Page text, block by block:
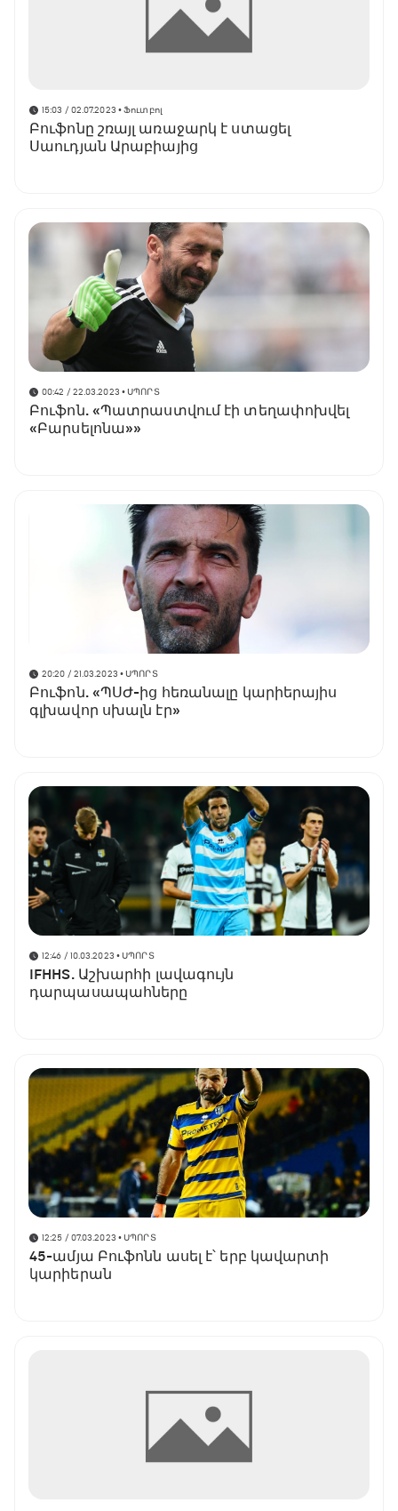
15:03 / 02.07.2023 • Ֆուտբոլ
Բուֆոնը շռայլ առաջարկ է ստացել
Սաուդյան Արաբիայից
00:42 / 22.03.2023 • ՍՊՈՐՏ
Բուֆոն. «Պատրաստվում էի տեղափոխվել
«Բարսելոնա»»
20:20 / 21.03.2023 • ՍՊՈՐՏ
Բուֆոն. «ՊՍԺ-ից հեռանալը կարիերայիս
գլխավոր սխալն էր»
12:46 / 10.03.2023 • ՍՊՈՐՏ
IFHHS. Աշխարհի լավագույն
դարպասապահները
12:25 / 07.03.2023 • ՍՊՈՐՏ
45-ամյա Բուֆոնն ասել է՝ երբ կավարտի
կարիերան